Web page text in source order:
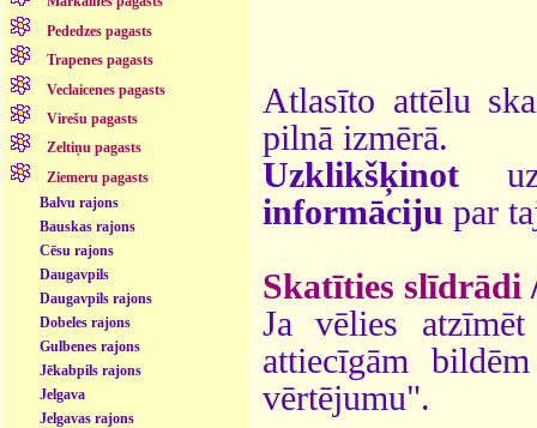
Pededzes pagasts
Trapenes pagasts
Veclaicenes pagasts
Virešu pagasts
Zeltiņu pagasts
Ziemeru pagasts
Balvu rajons
Bauskas rajons
Cēsu rajons
Daugavpils
Daugavpils rajons
Dobeles rajons
Gulbenes rajons
Jēkabpils rajons
Jelgava
Jelgavas rajons
Atlasīto attēlu
pilnā izmērā.
Uzklikšķinot
informāciju par
Skatīties slīdrādi
Ja vēlies
attiecīgām
vērtējumu".